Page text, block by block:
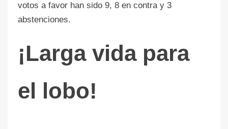
votos a favor han sido 9, 8 en contra y 3
abstenciones.
¡Larga vida para
el lobo!